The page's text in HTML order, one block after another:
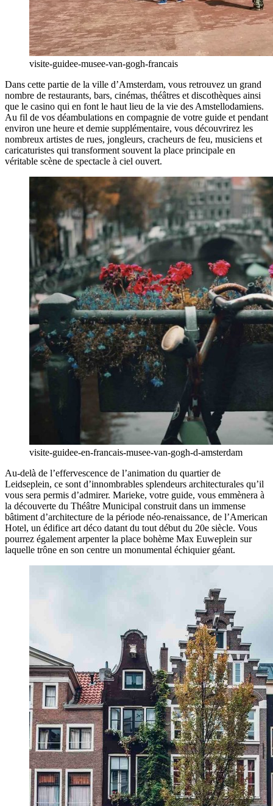
visite-guidee-musee-van-gogh-francais
Dans cette partie de la ville d’Amsterdam, vous retrouvez un grand
nombre de restaurants, bars, cinémas, théâtres et discothèques ainsi
que le casino qui en font le haut lieu de la vie des Amstellodamiens.
Au fil de vos déambulations en compagnie de votre guide et pendant
environ une heure et demie supplémentaire, vous découvrirez les
nombreux artistes de rues, jongleurs, cracheurs de feu, musiciens et
caricaturistes qui transforment souvent la place principale en
véritable scène de spectacle à ciel ouvert.
visite-guidee-en-francais-musee-van-gogh-d-amsterdam
Au-delà de l’effervescence de l’animation du quartier de
Leidseplein, ce sont d’innombrables splendeurs architecturales qu’il
vous sera permis d’admirer. Marieke, votre guide, vous emmènera à
la découverte du Théâtre Municipal construit dans un immense
bâtiment d’architecture de la période néo-renaissance, de l’American
Hotel, un édifice art déco datant du tout début du 20e siècle. Vous
pourrez également arpenter la place bohème Max Euweplein sur
laquelle trône en son centre un monumental échiquier géant.